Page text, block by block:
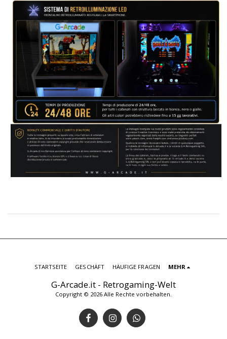
G-Arcade.it - Retrogaming-Welt
Copyright © 2026 Alle Rechte vorbehalten.
STARTSEITE GESCHÄFT HÄUFIGE FRAGEN MEHR